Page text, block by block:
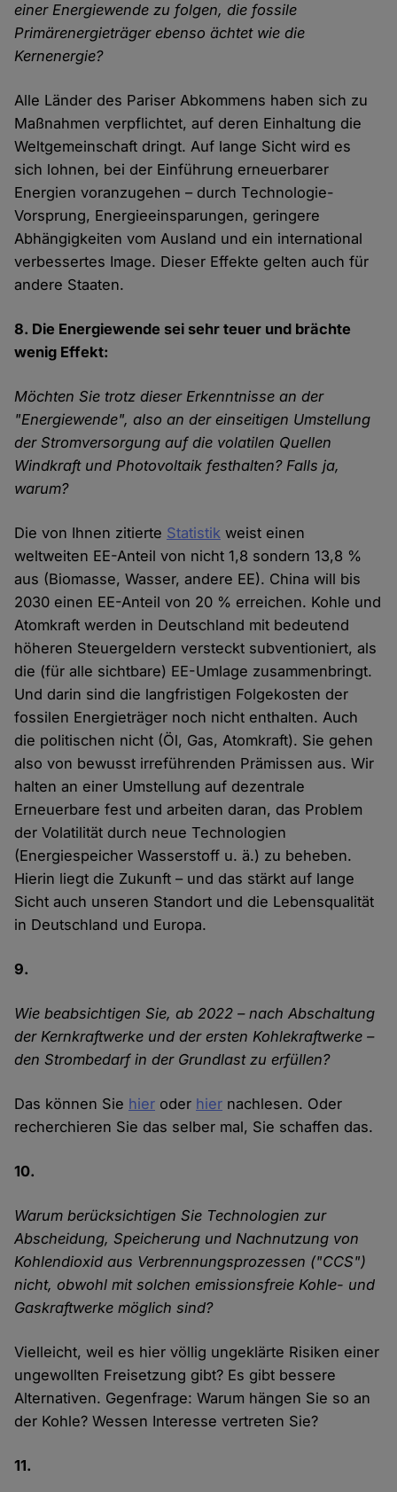
einer Energiewende zu folgen, die fossile
Primärenergieträger ebenso ächtet wie die
Kernenergie?
Alle Länder des Pariser Abkommens haben sich zu
Maßnahmen verpflichtet, auf deren Einhaltung die
Weltgemeinschaft dringt. Auf lange Sicht wird es
sich lohnen, bei der Einführung erneuerbarer
Energien voranzugehen – durch Technologie-
Vorsprung, Energieeinsparungen, geringere
Abhängigkeiten vom Ausland und ein international
verbessertes Image. Dieser Effekte gelten auch für
andere Staaten.
8. Die Energiewende sei sehr teuer und brächte
wenig Effekt:
Möchten Sie trotz dieser Erkenntnisse an der
"Energiewende", also an der einseitigen Umstellung
der Stromversorgung auf die volatilen Quellen
Windkraft und Photovoltaik festhalten? Falls ja,
warum?
Die von Ihnen zitierte Statistik weist einen
weltweiten EE-Anteil von nicht 1,8 sondern 13,8 %
aus (Biomasse, Wasser, andere EE). China will bis
2030 einen EE-Anteil von 20 % erreichen. Kohle und
Atomkraft werden in Deutschland mit bedeutend
höheren Steuergeldern versteckt subventioniert, als
die (für alle sichtbare) EE-Umlage zusammenbringt.
Und darin sind die langfristigen Folgekosten der
fossilen Energieträger noch nicht enthalten. Auch
die politischen nicht (Öl, Gas, Atomkraft). Sie gehen
also von bewusst irreführenden Prämissen aus. Wir
halten an einer Umstellung auf dezentrale
Erneuerbare fest und arbeiten daran, das Problem
der Volatilität durch neue Technologien
(Energiespeicher Wasserstoff u. ä.) zu beheben.
Hierin liegt die Zukunft – und das stärkt auf lange
Sicht auch unseren Standort und die Lebensqualität
in Deutschland und Europa.
9.
Wie beabsichtigen Sie, ab 2022 – nach Abschaltung
der Kernkraftwerke und der ersten Kohlekraftwerke –
den Strombedarf in der Grundlast zu erfüllen?
Das können Sie hier oder hier nachlesen. Oder
recherchieren Sie das selber mal, Sie schaffen das.
10.
Warum berücksichtigen Sie Technologien zur
Abscheidung, Speicherung und Nachnutzung von
Kohlendioxid aus Verbrennungsprozessen ("CCS")
nicht, obwohl mit solchen emissionsfreie Kohle- und
Gaskraftwerke möglich sind?
Vielleicht, weil es hier völlig ungeklärte Risiken einer
ungewollten Freisetzung gibt? Es gibt bessere
Alternativen. Gegenfrage: Warum hängen Sie so an
der Kohle? Wessen Interesse vertreten Sie?
11.